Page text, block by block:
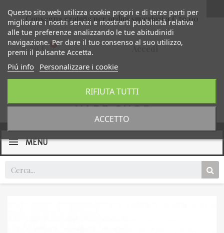
Consegna gratuita per ordini superiori a € 59,00
0,00 €
MENU
Questo sito web utilizza cookie propri e di terze parti per
migliorare i nostri servizi e mostrarti pubblicità relativa
alle tue preferenze analizzando le tue abitudinidi
navigazione. Per dare il tuo consenso al suo utilizzo,
premi il pulsante Accetta.
Piú info Personalizzare i cookie
RIFIUTA TUTTI
ACCETTO